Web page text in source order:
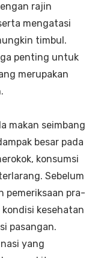
rajin
mengatasi
timbul.
penting untuk
merupakan
makan seimbang
besar pada
konsumsi
Sebelum
pemeriksaan pra-
kesehatan
pasangan.
yang